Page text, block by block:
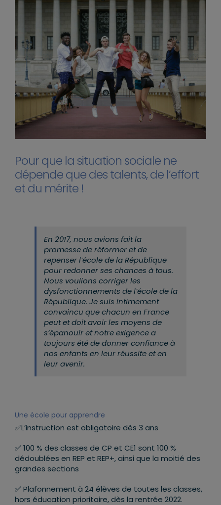
Pour que la situation sociale ne
dépende que des talents, de l’effort
et du mérite !
En 2017, nous avions fait la
promesse de réformer et de
repenser l’école de la République
pour redonner ses chances à tous.
Nous voulions corriger les
dysfonctionnements de l’école de la
République. Je suis intimement
convaincu que chacun en France
peut et doit avoir les moyens de
s’épanouir et notre exigence a
toujours été de donner confiance à
nos enfants en leur réussite et en
leur avenir.
Une école pour apprendre
✅L’instruction est obligatoire dès 3 ans
✅ 100 % des classes de CP et CE1 sont 100 %
dédoublées en REP et REP+, ainsi que la moitié des
grandes sections
✅ Plafonnement à 24 élèves de toutes les classes,
hors éducation prioritaire, dès la rentrée 2022.